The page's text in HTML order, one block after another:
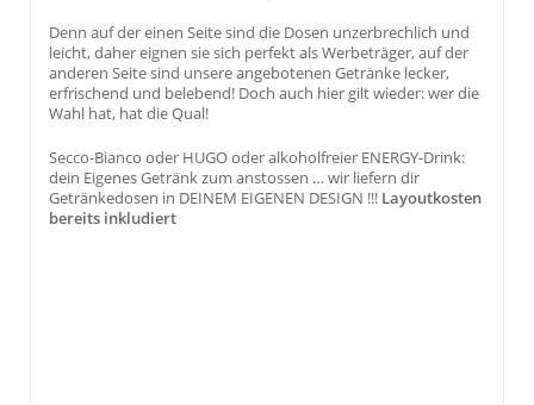
Denn auf der einen Seite sind die Dosen unzerbrechlich und
leicht, daher eignen sie sich perfekt als Werbeträger, auf der
anderen Seite sind unsere angebotenen Getränke lecker,
erfrischend und belebend! Doch auch hier gilt wieder: wer die
Wahl hat, hat die Qual!
Secco-Bianco oder HUGO oder alkoholfreier ENERGY-Drink:
dein Eigenes Getränk zum anstossen … wir liefern dir
Getränkedosen in DEINEM EIGENEN DESIGN !!! Layoutkosten
bereits inkludiert